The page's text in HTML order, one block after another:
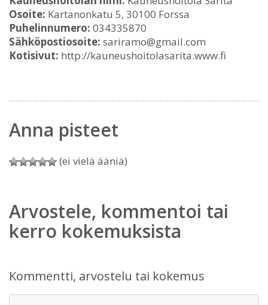
Osoite: Kartanonkatu 5, 30100 Forssa
Puhelinnumero: 034335870
Sähköpostiosoite: sariramo@gmail.com
Kotisivut: http://kauneushoitolasarita.www.fi
Anna pisteet
(ei vielä ääniä)
Arvostele, kommentoi tai
kerro kokemuksista
Kommentti, arvostelu tai kokemus